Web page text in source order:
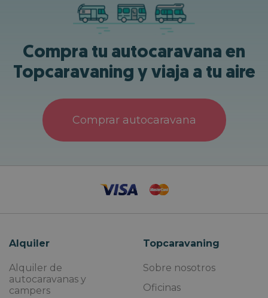
Compra tu autocaravana en
Topcaravaning y viaja a tu aire
Comprar autocaravana
Alquiler
Alquiler de
autocaravanas y
campers
Topcaravaning
Sobre nosotros
Oficinas